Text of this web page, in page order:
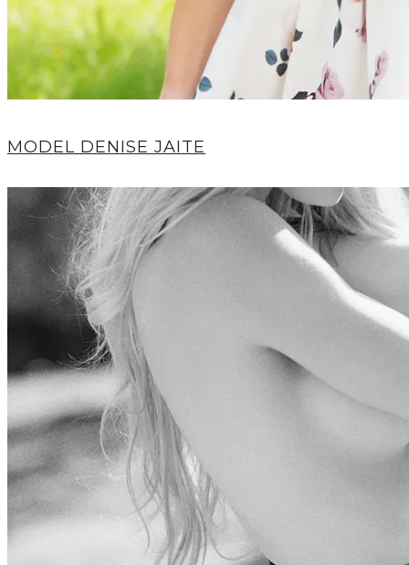
MODEL DENISE JAITE